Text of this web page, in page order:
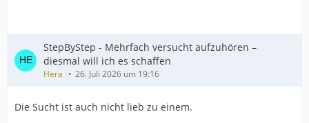
StepByStep - Mehrfach versucht aufzuhören –
diesmal will ich es schaffen
Hera 26. Juli 2026 um 19:16
Die Sucht ist auch nicht lieb zu einem.